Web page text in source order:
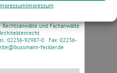
Impressum
Rechtsanwälte und Fachanwälte
02236-92987-0 · Fax: 02236-
feckler.de